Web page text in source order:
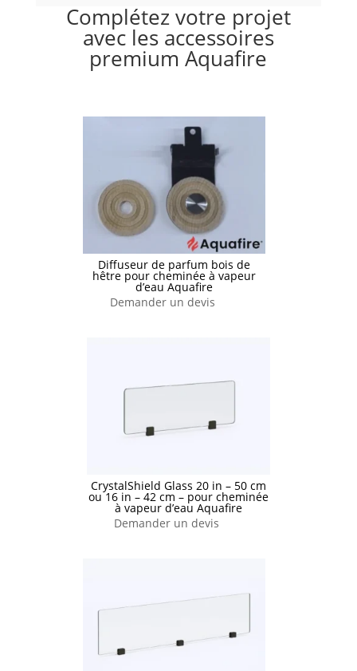
Complétez votre projet
avec les accessoires
premium Aquafire
Diffuseur de parfum bois de
hêtre pour cheminée à vapeur
d’eau Aquafire
Demander un devis
CrystalShield Glass 20 in – 50 cm
ou 16 in – 42 cm – pour cheminée
à vapeur d’eau Aquafire
Demander un devis